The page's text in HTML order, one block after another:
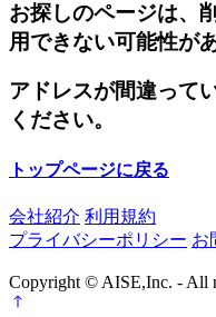
お探しのページは、
用できない可能性が
アドレスが間違って
ください。
トップページに戻る
会社紹介 利用規約
プライバシーポリシー お
Copyright © AISE,Inc. - All